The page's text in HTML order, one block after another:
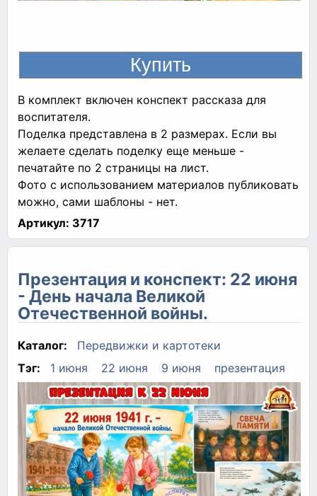
В комплект включен конспект рассказа для
воспитателя.
Поделка представлена в 2 размерах. Если вы
желаете сделать поделку еще меньше -
печатайте по 2 страницы на лист.
Фото с использованием материалов публиковать
можно, сами шаблоны - нет.
Артикул: 3717
Презентация и конспект: 22 июня
- День начала Великой
Отечественной войны.
Каталог:
Передвижки и картотеки
Тэг:
1 июня 22 июня 9 июня презентация